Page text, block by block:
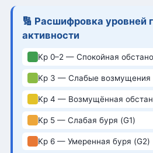
🔢 Расшифровка уровней
активности
Kp 0–2 — Спокойная
Kp 3 — Слабые возмущения
Kp 4 — Возмущённая
Kp 5 — Слабая буря (G1)
Kp 6 — Умеренная буря (G2)